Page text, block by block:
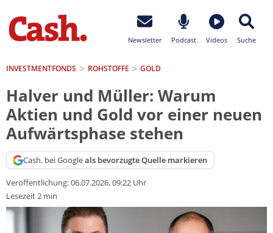
Newsletter Podcast Videos Suche
INVESTMENTFONDS ROHSTOFFE GOLD
Halver und Müller: Warum
Aktien und Gold vor einer neuen
Aufwärtsphase stehen
Cash. bei Googleals bevorzugte Quelle markieren
Veröffentlichung:06.07.2026, 09:22 Uhr
Lesezeit 2 min